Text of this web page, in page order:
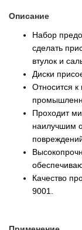
Описание
Набор
сделать
втулок и
Диски
Относится
Проходит
наилучшим
Качество
9001.